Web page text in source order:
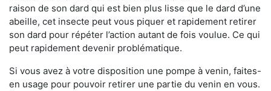
raison de son dard qui est bien plus lisse que le dard d’une
abeille, cet insecte peut vous piquer et rapidement retirer
son dard pour répéter l’action autant de fois voulue. Ce qui
peut rapidement devenir problématique.
Si vous avez à votre disposition une pompe à venin, faites-
en usage pour pouvoir retirer une partie du venin en vous.